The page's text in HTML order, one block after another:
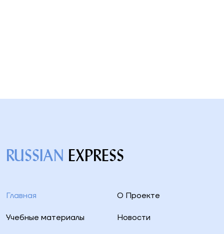
RUSSIAN EXPRESS
Главная О Проекте
Учебные материалы Новости